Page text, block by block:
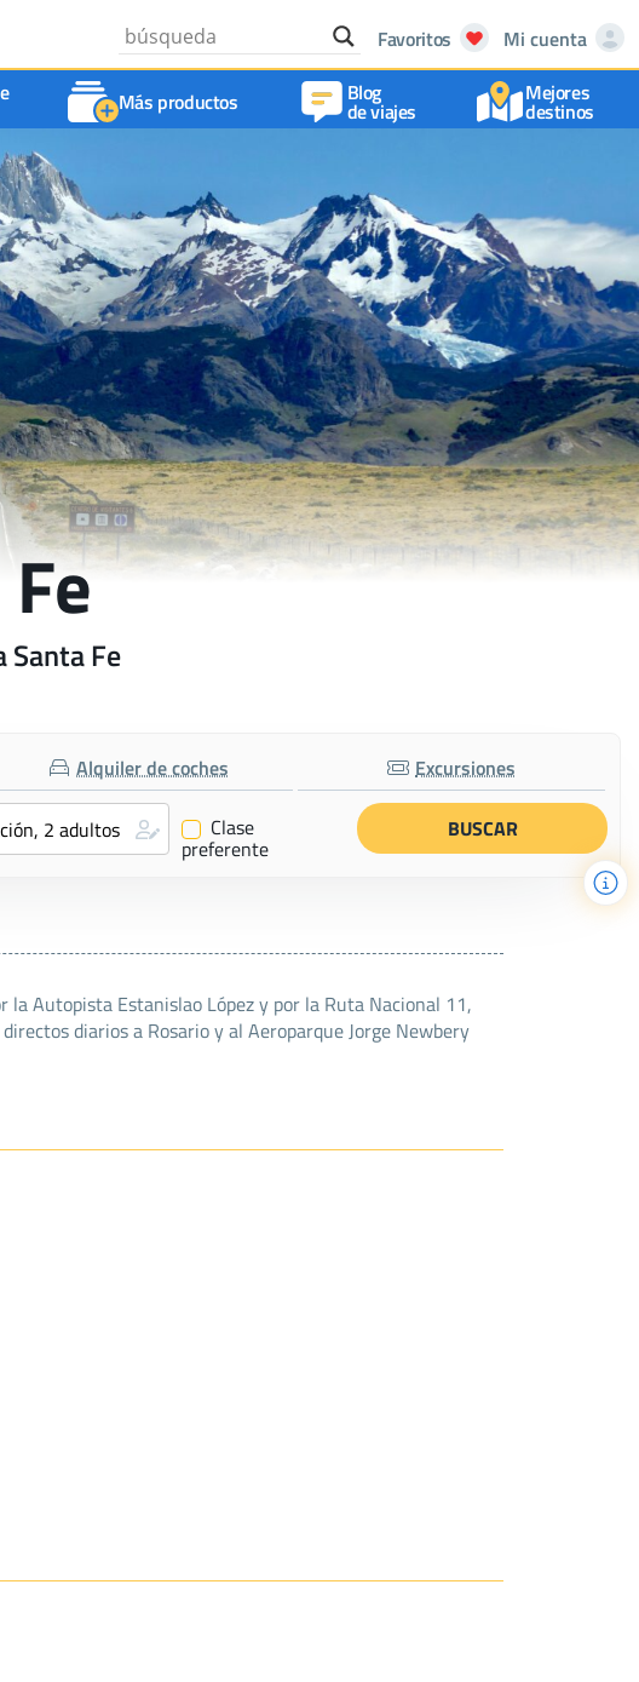
Favoritos
Mi cuenta
Más productos Blog
de viajes
Mejores
destinos
Santa Fe
Alquiler de coches Excursiones
✔ Clase
preferente
la Autopista Estanislao López y por la Ruta Nacional 11,
diarios a Rosario y al Aeroparque Jorge Newbery